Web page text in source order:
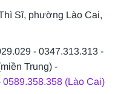
Sĩ, phường Lào Cai,
- 0347.313.313 -
Trung) -
0589.358.358 (Lào Cai)